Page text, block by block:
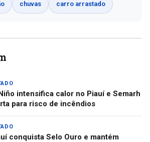
chuvas carro arrastado
intensifica calor no Piauí e Semarh
para risco de incêndios
conquista Selo Ouro e mantém